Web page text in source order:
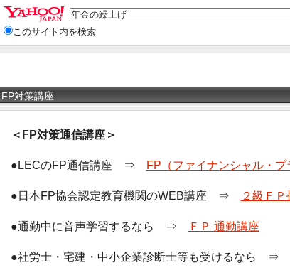
このサイト内を検索
FP対策講座
＜FP対策通信講座＞
●LECのFP通信講座 ⇒ FP（ファイナンシャル・
●日本FP協会認定教育機関のWEB講座 ⇒ ２級ＦＰ
●通勤中に音声学習するなら ⇒ ＦＰ 通勤講座
●社労士・宅建・中小企業診断士等も受けるなら ⇒